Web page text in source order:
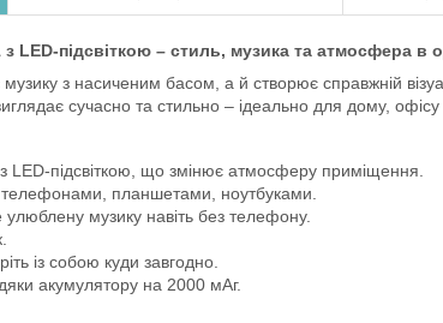
LED-підсвіткою – стиль, музика та атмосфера в
з насиченим басом, а й створює справжній
сучасно та стильно – ідеально для дому, офісу
LED-підсвіткою, що змінює атмосферу приміщення.
телефонами, планшетами, ноутбуками.
улюблену музику навіть без телефону.
із собою куди завгодно.
акумулятору на 2000 мАг.